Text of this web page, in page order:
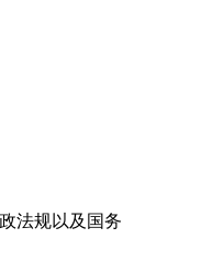
法规以及国务